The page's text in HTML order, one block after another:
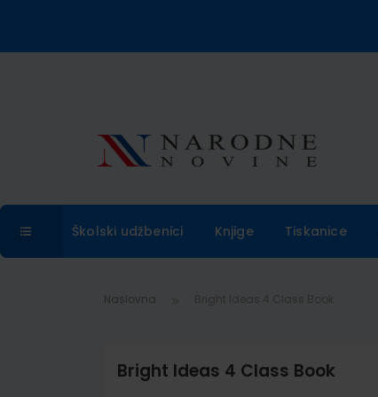
Školski udžbenici Knjige Tiskanice
Naslovna
Bright Ideas 4 Class Book